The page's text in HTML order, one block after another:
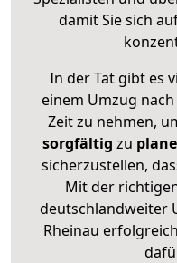
damit Sie sich
In der Tat gibt es
einem Umzug
Zeit zu nehmen,
sorgfältig zu
sicherzustellen,
Mit der
deutschlandweiter
Rheinau